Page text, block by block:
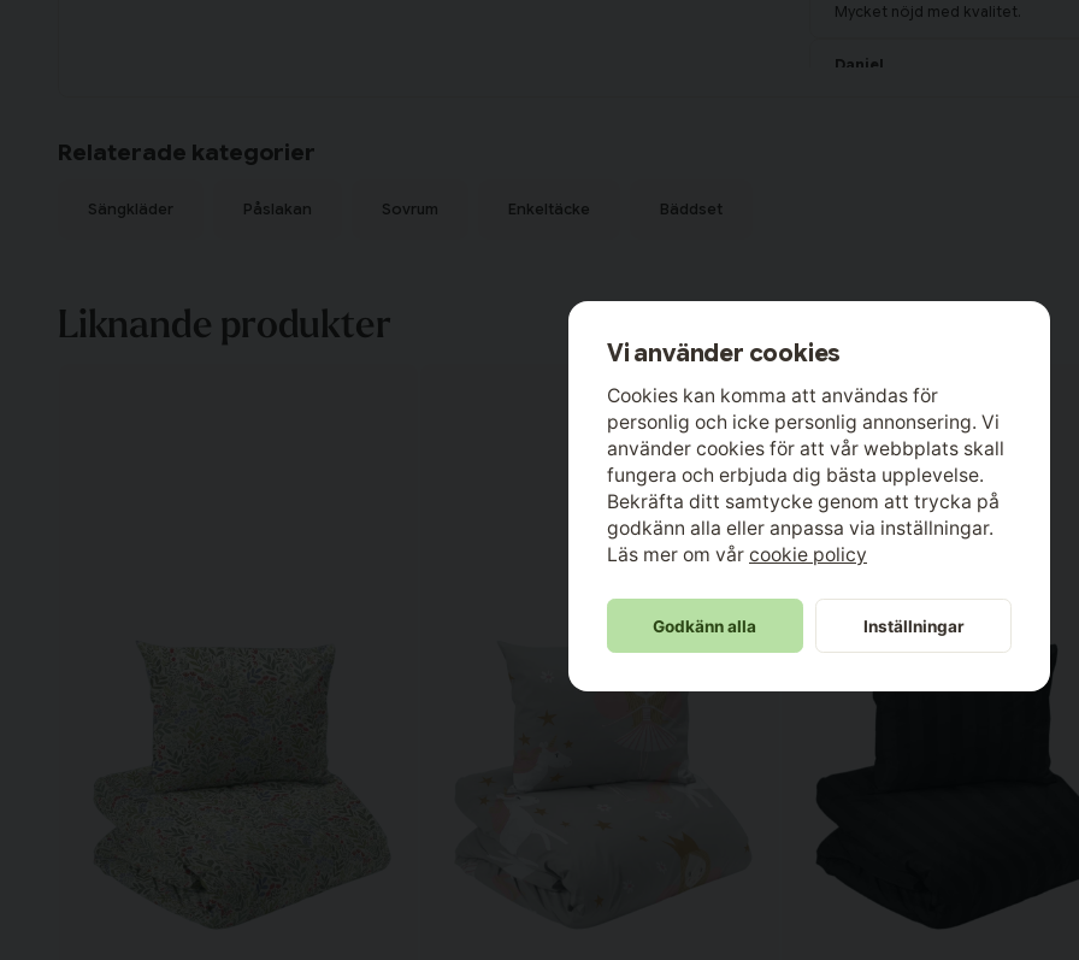
Mycket nöjd med kvalitet.
Daniel
Relaterade kategorier
Sängkläder Påslakan Sovrum Enkeltäcke Bäddset
Liknande produkter
-17%
Vi använder cookies
Cookies kan komma att användas för
personlig och icke personlig annonsering. Vi
använder cookies för att vår webbplats skall
fungera och erbjuda dig bästa upplevelse.
Bekräfta ditt samtycke genom att trycka på
godkänn alla eller anpassa via inställningar.
Läs mer om vår cookie policy
Godkänn alla Inställningar